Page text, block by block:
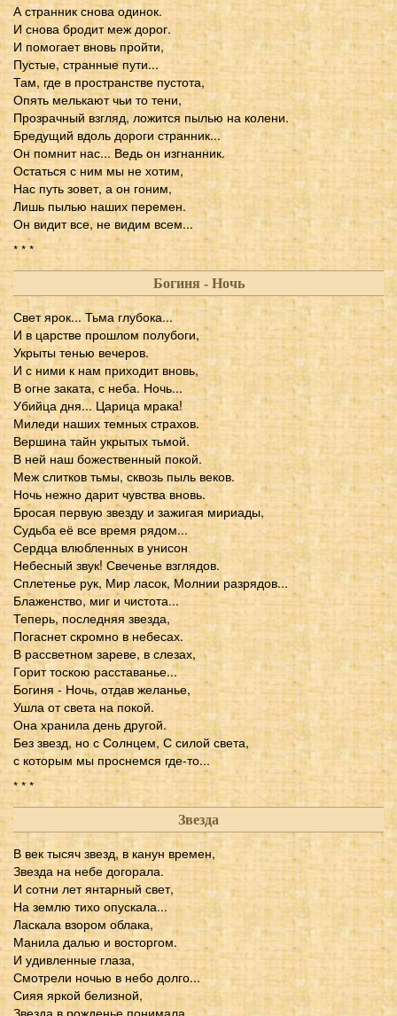
А странник снова одинок.
И снова бродит меж дорог.
И помогает вновь пройти,
Пустые, странные пути...
Там, где в пространстве пустота,
Опять мелькают чьи то тени,
Прозрачный взгляд, ложится пылью на колени.
Бредущий вдоль дороги странник...
Он помнит нас... Ведь он изгнанник.
Остаться с ним мы не хотим,
Нас путь зовет, а он гоним,
Лишь пылью наших перемен.
Он видит все, не видим всем...
* * *
Богиня - Ночь
Свет ярок... Тьма глубока...
И в царстве прошлом полубоги,
Укрыты тенью вечеров.
И с ними к нам приходит вновь,
В огне заката, с неба. Ночь...
Убийца дня... Царица мрака!
Миледи наших темных страхов.
Вершина тайн укрытых тьмой.
В ней наш божественный покой.
Меж слитков тьмы, сквозь пыль веков.
Ночь нежно дарит чувства вновь.
Бросая первую звезду и зажигая мириады,
Судьба её все время рядом...
Сердца влюбленных в унисон
Небесный звук! Свеченье взглядов.
Сплетенье рук, Мир ласок, Молнии разрядов...
Блаженство, миг и чистота...
Теперь, последняя звезда,
Погаснет скромно в небесах.
В рассветном зареве, в слезах,
Горит тоскою расставанье...
Богиня - Ночь, отдав желанье,
Ушла от света на покой.
Она хранила день другой.
Без звезд, но с Солнцем, С силой света,
с которым мы проснемся где-то...
* * *
Звезда
В век тысяч звезд, в канун времен,
Звезда на небе догорала.
И сотни лет янтарный свет,
На землю тихо опускала...
Ласкала взором облака,
Манила далью и восторгом.
И удивленные глаза,
Смотрели ночью в небо долго...
Сияя яркой белизной,
Звезда в рожденье понимала,